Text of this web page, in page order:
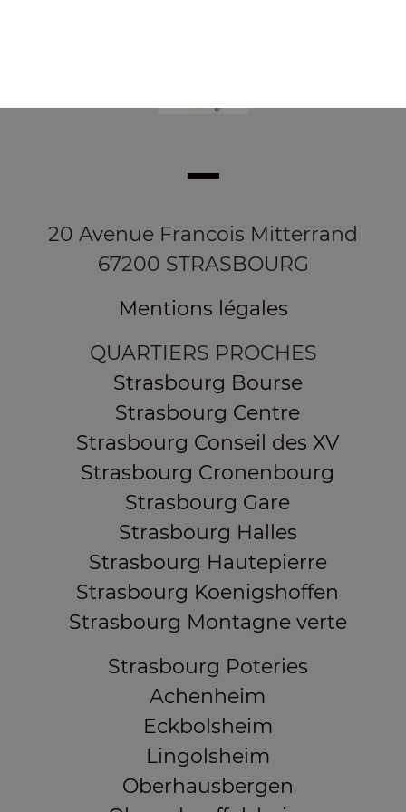
20 Avenue Francois Mitterrand
67200 STRASBOURG
Mentions légales
QUARTIERS PROCHES
Strasbourg Bourse
Strasbourg Centre
Strasbourg Conseil des XV
Strasbourg Cronenbourg
Strasbourg Gare
Strasbourg Halles
Strasbourg Hautepierre
Strasbourg Koenigshoffen
Strasbourg Montagne verte
Strasbourg Poteries
Achenheim
Eckbolsheim
Lingolsheim
Oberhausbergen